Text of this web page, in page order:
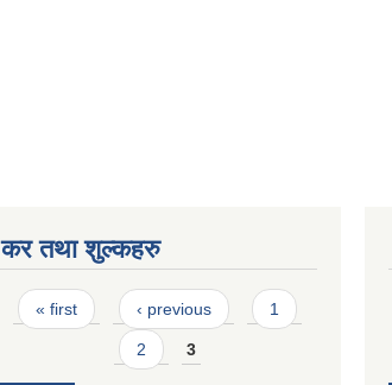
कर तथा शुल्कहरु
Pages
« first ‹ previous 1
2 3